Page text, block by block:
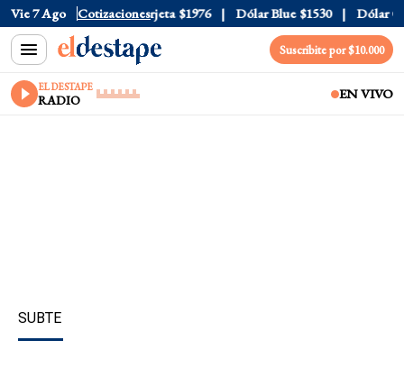
Vie 7 Ago Cotizaciones
$1520 Dólar Tarjeta $1976 Dólar Blue $1530 Dólar CCL
Suscribite por $10.000
EL DESTAPE
RADIO EN VIVO
SUBTE